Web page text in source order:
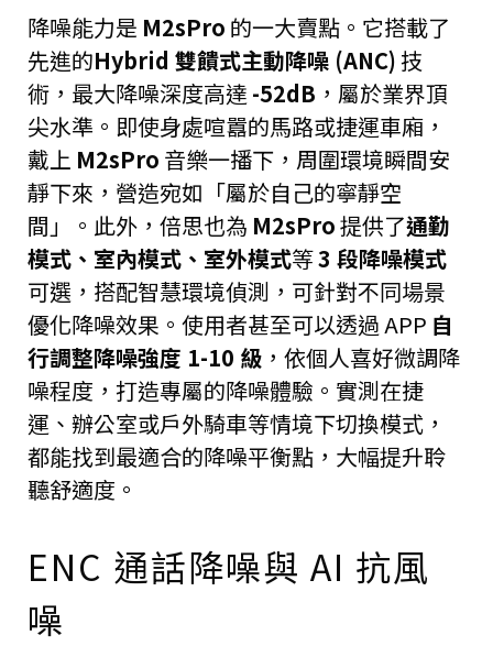
降噪能力是 M2sPro 的一大賣點。它搭載了
先進的Hybrid 雙饋式主動降噪 (ANC)技
術，最大降噪深度高達 -52dB ，屬於業界頂
尖水準。即使身處喧囂的馬路或捷運車廂，
戴上 M2sPro 音樂一播下，周圍環境瞬間安
靜下來，營造宛如「屬於自己的寧靜空
間」。此外，倍思也為 M2sPro提供了通勤
模式、室內模式、室外模式等3 段降噪模式
可選，搭配智慧環境偵測，可針對不同場景
優化降噪效果。使用者甚至可以透過 APP 自
行調整降噪強度 1-10 級 ，依個人喜好微調降
噪程度，打造專屬的降噪體驗。實測在捷
運、辦公室或戶外騎車等情境下切換模式，
都能找到最適合的降噪平衡點，大幅提升聆
聽舒適度。
ENC 通話降噪與 AI 抗風
噪